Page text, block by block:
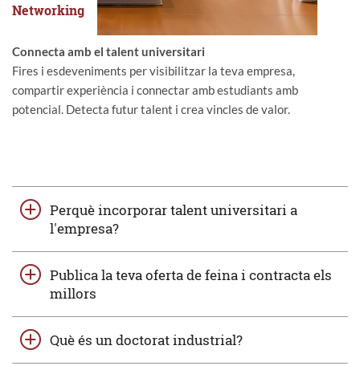
Networking
Connecta amb el talent universitari
Fires i esdeveniments per visibilitzar la teva empresa,
compartir experiència i connectar amb estudiants amb
potencial. Detecta futur talent i crea vincles de valor.
Perquè incorporar talent universitari a
l'empresa?
Publica la teva oferta de feina i contracta els
millors
Què és un doctorat industrial?